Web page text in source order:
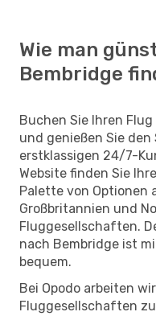
Wie man
Bembridge
Buchen Sie Ihren
und genießen Sie
erstklassigen 24/7-
Website finden Sie
Palette von Optionen
Großbritannien und
Fluggesellschaften.
nach Bembridge ist
bequem.
Bei Opodo arbeiten
Fluggesellschaften